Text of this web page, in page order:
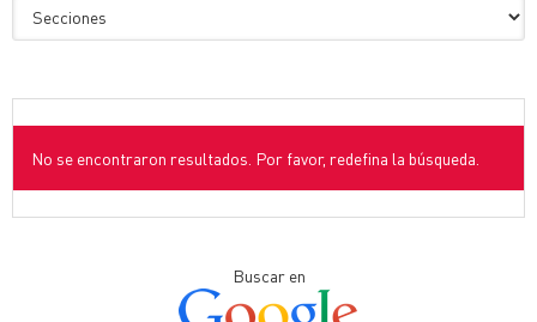
No se encontraron resultados. Por favor, redefina la búsqueda.
Buscar en